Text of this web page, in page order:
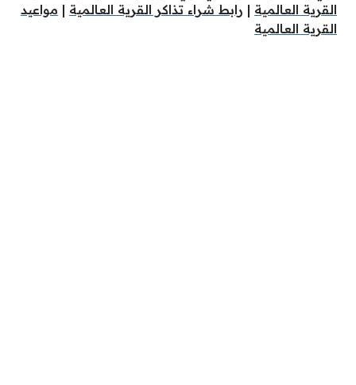
القرية العالمية | رابط شراء تذاكر القرية العالمية | مواعيد
القرية العالمية